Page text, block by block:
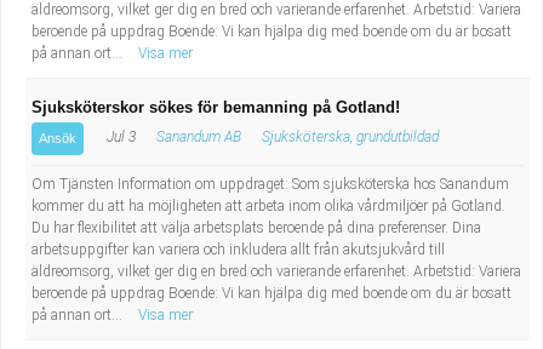
äldreomsorg, vilket ger dig en bred och varierande erfarenhet. Arbetstid: Variera
beroende på uppdrag Boende: Vi kan hjälpa dig med boende om du är bosatt
på annan ort...
Visa mer
Sjuksköterskor sökes för bemanning på Gotland!
Ansök Jul 3 Sanandum AB Sjuksköterska, grundutbildad
Om Tjänsten Information om uppdraget: Som sjuksköterska hos Sanandum
kommer du att ha möjligheten att arbeta inom olika vårdmiljöer på Gotland.
Du har flexibilitet att välja arbetsplats beroende på dina preferenser. Dina
arbetsuppgifter kan variera och inkludera allt från akutsjukvård till
äldreomsorg, vilket ger dig en bred och varierande erfarenhet. Arbetstid: Variera
beroende på uppdrag Boende: Vi kan hjälpa dig med boende om du är bosatt
på annan ort...
Visa mer